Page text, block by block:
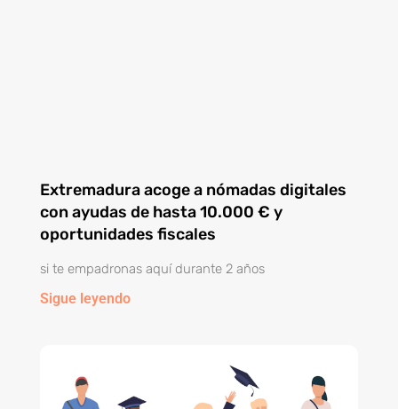
Extremadura acoge a nómadas digitales
con ayudas de hasta 10.000 € y
oportunidades fiscales
si te empadronas aquí durante 2 años
Sigue leyendo